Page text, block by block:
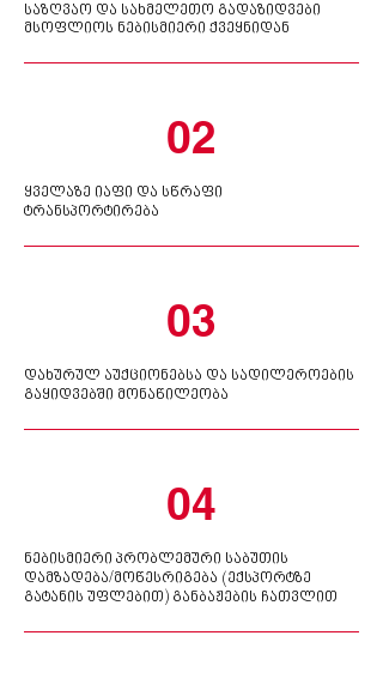
საზღვაო და სახმელეთო გადაზიდვები
მსოფლიოს ნებისმიერი ქვეყნიდან
02
ყველაზე იაფი და სწრაფი
ტრანსპორტირება
03
დახურულ აუქციონებსა და სადილეროების
გაყიდვებში მონაწილეობა
04
ნებისმიერი პრობლემური საბუთის
დამზადება/მოწესრიგება (ექსპორტზე
გატანის უფლებით) განბაჟების ჩათვლით